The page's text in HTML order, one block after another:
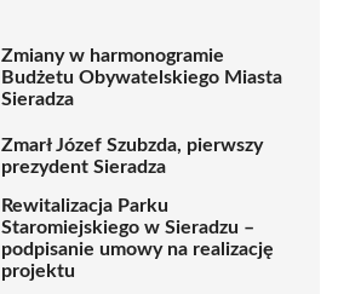
Zmiany w harmonogramie
Budżetu Obywatelskiego Miasta
Sieradza
Zmarł Józef Szubzda, pierwszy
prezydent Sieradza
Rewitalizacja Parku
Staromiejskiego w Sieradzu –
podpisanie umowy na realizację
projektu